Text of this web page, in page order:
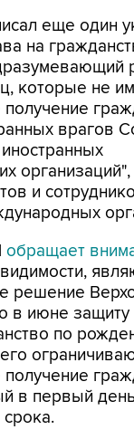
еще один
на
которые не
врагов
и
обращает
решение
в июне защиту
по
в первый
срока.